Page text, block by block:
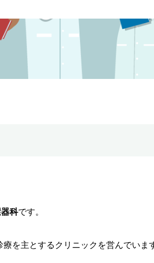
科です。
を主とするクリニックを営んでいま